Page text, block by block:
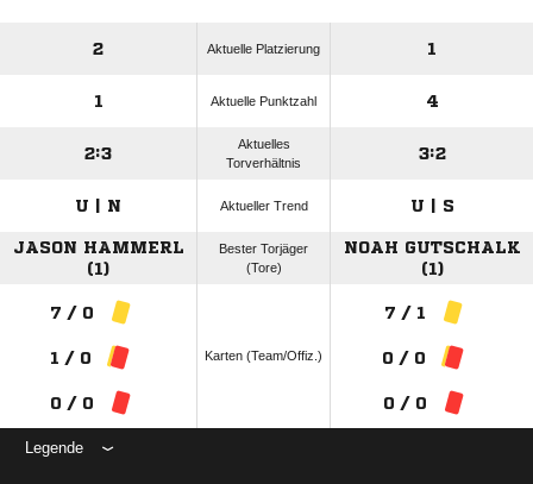
2 Aktuelle Platzierung 1
1 Aktuelle Punktzahl 4
2:3
Aktuelles
Torverhältnis
3:2
U | N Aktueller Trend U | S
JASON HAMMERL
(1)
Bester Torjäger
(Tore)
NOAH GUTSCHALK
(1)
7 / 0
1 / 0
0 / 0
Karten (Team/Offiz.)
7 / 1
0 / 0
0 / 0
Legende